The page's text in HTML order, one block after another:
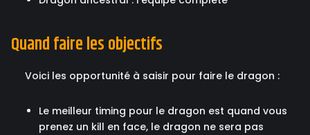
Quand faire les objectifs
Voici les opportunité à saisir pour faire le dragon :
Le meilleur timing pour le dragon est quand vous
prenez un kill en face, le dragon ne sera pas